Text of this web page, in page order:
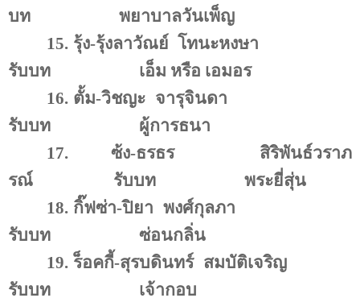
บท
พยาบาลวันเพ็ญ
15. รุ้ง-รุ้งลาวัณย์ โทนะหงษา
รับบท
เอ็ม หรือ เอมอร
16. ตั้ม-วิชญะ จารุจินดา
รับบท
ผู้การธนา
17. ซ้ง-ธรธร
สิริพันธ์วราภ
รณ์
รับบท
พระยี่สุ่น
18. กิ๊ฟซ่า-ปิยา พงศ์กุลภา
รับบท
ซ่อนกลิ่น
19. ร็อคกี้-สุรบดินทร์ สมบัติเจริญ
รับบท
เจ้ากอบ